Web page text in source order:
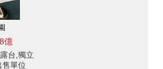
億
台,獨立
售單位